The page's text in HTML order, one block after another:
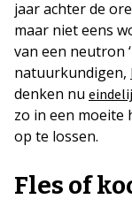
jaar achter de
maar niet eens
van een neutron
natuurkundigen,
denken nu
zo in een moeite
op te lossen.
Fles of